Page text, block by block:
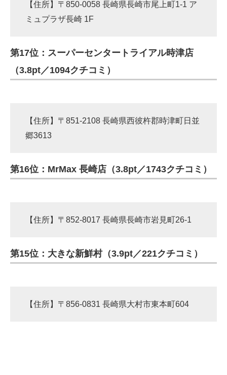
【住所】〒850-0058 長崎県長崎市尾上町1-1 ア
ミュプラザ長崎 1F
第17位：スーパーセンタートライアル時津店
（3.8pt／1094クチコミ）
【住所】〒851-2108 長崎県西彼杵郡時津町日並
郷3613
第16位：MrMax 長崎店（3.8pt／1743クチコミ）
【住所】〒852-8017 長崎県長崎市岩見町26-1
第15位：大きな新鮮村（3.9pt／221クチコミ）
【住所】〒856-0831 長崎県大村市東本町604